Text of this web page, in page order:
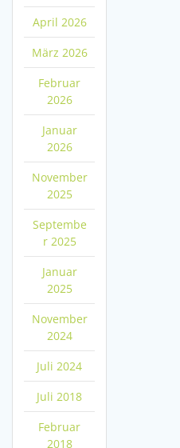
April 2026
März 2026
Februar
2026
Januar
2026
November
2025
Septembe
r 2025
Januar
2025
November
2024
Juli 2024
Juli 2018
Februar
2018